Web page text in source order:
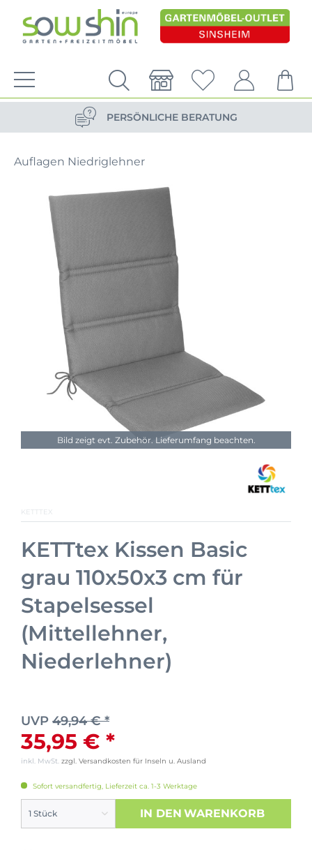
VERSANDKOSTENFREIE LIEFERUNG
PERSÖNLICHE BERATUNG
PERSÖNLICHE BERATUNG
Auflagen Niedriglehner
Bild zeigt evt. Zubehör. Lieferumfang beachten.
KETTTEX
KETTtex Kissen Basic
grau 110x50x3 cm für
Stapelsessel
(Mittellehner,
Niederlehner)
UVP 49,94 € *
35,95 € *
inkl. MwSt. zzgl. Versandkosten für Inseln u. Ausland
Sofort versandfertig, Lieferzeit ca. 1-3 Werktage
IN DEN WARENKORB